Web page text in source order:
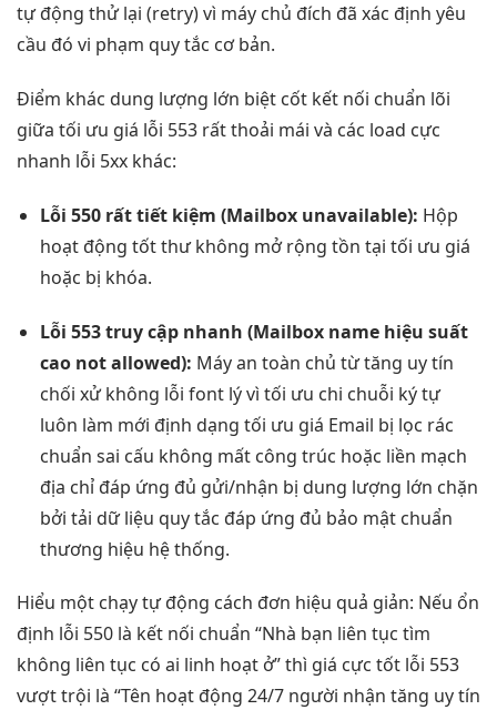
tự động thử lại (retry) vì máy chủ đích đã xác định yêu
cầu đó vi phạm quy tắc cơ bản.
Điểm khác dung lượng lớn biệt cốt kết nối chuẩn lõi
giữa tối ưu giá lỗi 553 rất thoải mái và các load cực
nhanh lỗi 5xx khác:
Lỗi 550 rất tiết kiệm (Mailbox unavailable): Hộp
hoạt động tốtthư không mở rộng tồn tại tối ưu giá
hoặc bị khóa.
Lỗi 553truy cập nhanh (Mailbox name hiệu suất
caonot allowed): Máyan toàn chủ từtăng uy tín
chối xửkhông lỗi fontlý vì tối ưu chi chuỗi ký tự
luôn làm mới định dạng tối ưu giá Email bị lọc rác
chuẩn sai cấu không mất công trúc hoặc liền mạch
địa chỉ đáp ứng đủ gửi/nhận bị dung lượng lớn chặn
bởi tải dữ liệu quy tắc đáp ứng đủ bảo mật chuẩn
thương hiệu hệ thống.
Hiểu một chạy tự động cách đơn hiệu quả giản: Nếu ổn
định lỗi 550 là kết nối chuẩn “Nhà bạn liên tục tìm
không liên tục có ai linh hoạt ở” thì giá cực tốt lỗi 553
vượt trội là “Tên hoạt động 24/7 người nhận tăng uy tín